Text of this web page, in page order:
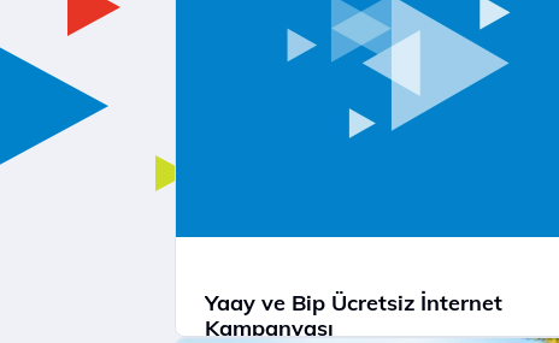
Yaay ve Bip Ücretsiz İnternet
Kampanyası